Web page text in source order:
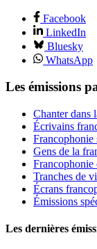
Facebook
LinkedIn
Bluesky
WhatsApp
Les émissions
Chanter dans
Écrivains
Francophonie
Gens de la
Francophonie
Tranches de
Écrans
Émissions
Les dernières